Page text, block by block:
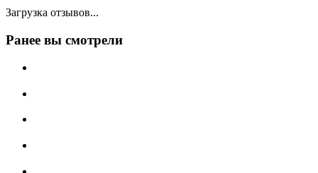
Загрузка отзывов...
Ранее вы смотрели